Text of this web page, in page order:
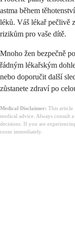
astma během
léků. Váš lékař pečlivě
rizikům pro vaše dítě.
Mnoho žen bezpečně
řádným lékařským
nebo doporučit další
zůstanete zdraví po
Medical Disclaimer: This article
medical advice. Always consult
decisions. If you are
room immediately.